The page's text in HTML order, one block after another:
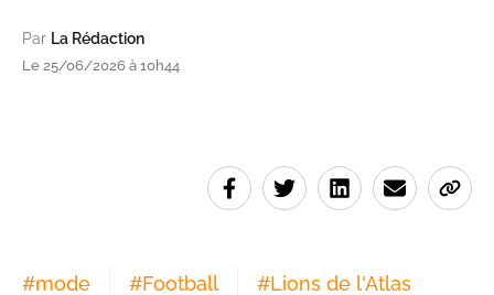
Par La Rédaction
Le 25/06/2026 à 10h44
#mode #Football #Lions de l'Atlas